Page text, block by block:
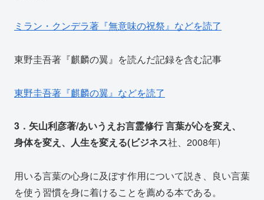
ミラン・クンデラ著『無意味の祝祭』などを読了
東野圭吾著『麒麟の翼』を読んだ記録を含む記事
東野圭吾著『麒麟の翼』などを読了
3．矢山利彦著/あいうえお言霊修行 言葉が心を変え、
身体を変え、人生を変える(ビジネス社、2008年)
用いる言葉の心身に及ぼす作用について説き、良い言葉
を使う習慣を身に着けることを薦める本である。